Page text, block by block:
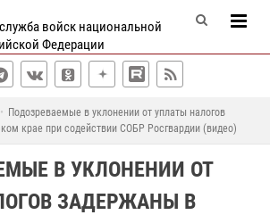
войск национальной
Федерации
Подозреваемые в уклонении от уплаты налогов
крае при содействии СОБР Росгвардии (видео)
В УКЛОНЕНИИ ОТ
ЗАДЕРЖАНЫ В